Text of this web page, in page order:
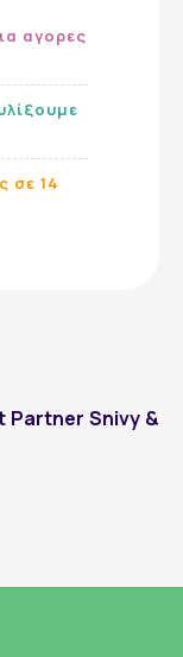
αγορες
σε 14
Partner Snivy &